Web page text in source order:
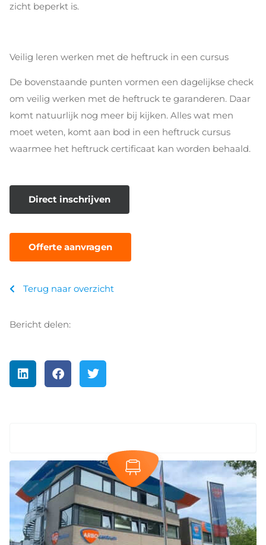
zicht beperkt is.
Veilig leren werken met de heftruck in een cursus
De bovenstaande punten vormen een dagelijkse check
om veilig werken met de heftruck te garanderen. Daar
komt natuurlijk nog meer bij kijken. Alles wat men
moet weten, komt aan bod in een heftruck cursus
waarmee het heftruck certificaat kan worden behaald.
Direct inschrijven
Offerte aanvragen
Terug naar overzicht
Bericht delen: